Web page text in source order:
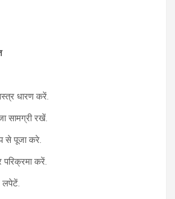
धारण करें.
सामग्री रखें.
से पूजा करे.
परिक्रमा करें.
लपेटें.